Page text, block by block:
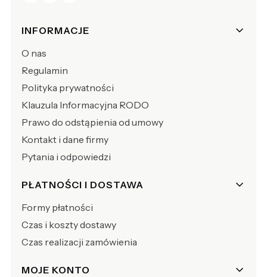
Linki w stopce
INFORMACJE
O nas
Regulamin
Polityka prywatności
Klauzula Informacyjna RODO
Prawo do odstąpienia od umowy
Kontakt i dane firmy
Pytania i odpowiedzi
PŁATNOŚCI I DOSTAWA
Formy płatności
Czas i koszty dostawy
Czas realizacji zamówienia
MOJE KONTO